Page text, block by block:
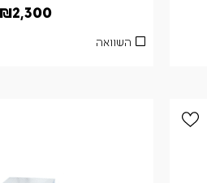
₪2,300
השוואה